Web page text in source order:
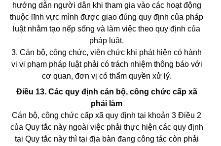
hướng dẫn người dân khi tham gia vào các hoạt động
thuộc lĩnh vực mình được giao đúng quy định của pháp
luật nhằm tạo nếp sống và làm việc theo quy định của
pháp luật.
3. Cán bộ, công chức, viên chức khi phát hiện có hành
vi vi phạm pháp luật phải có trách nhiệm thông báo với
cơ quan, đơn vị có thẩm quyền xử lý.
Điều 13. Các quy định cán bộ, công chức cấp xã
phải làm
Cán bộ, công chức cấp xã quy định tại khoản 3 Điều 2
của Quy tắc này ngoài việc phải thực hiện các quy định
tại Quy tắc này thì tại địa bàn đang công tác còn phải